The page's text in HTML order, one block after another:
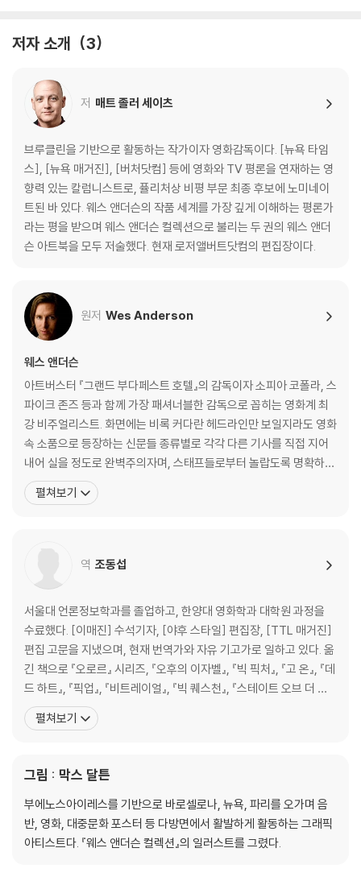
장소와 사람과 이야기 : 〈그랜드 부다페스트 호텔〉의 음악 by 올리비아 콜
친밀한 소리 : 알렉상드르 데스플라 인터뷰
드넓은 무대 : 〈그랜드 부다페스트 호텔〉의 프로덕션 디자인 by 스티븐 분
기차를 계속 달리게 하기 : 아담 슈토크하우젠 인터뷰
알곤퀸 호텔에서
웨스 앤더슨 : 세 번째 인터뷰
어제의 세계들 by 알리 아리칸
슈테판 츠바이크 : 발췌
완전히 다른 요소 : 로버트 D. 예먼 인터뷰
십자 펜 협회
옮긴이의 말
감사의 말
저자 소개 3
저 매트 졸러 세이츠
브루클린을 기반으로 활동하는 작가이자 영화감독이다. [뉴욕 타임
스], [뉴욕 매거진], [버처닷컴] 등에 영화와 TV 평론을 연재하는 영
향력 있는 칼럼니스트로, 퓰리처상 비평 부문 최종 후보에 노미네이
트된 바 있다. 웨스 앤더슨의 작품 세계를 가장 깊게 이해하는 평론가
라는 평을 받으며 웨스 앤더슨 컬렉션으로 불리는 두 권의 웨스 앤더
슨 아트북을 모두 저술했다. 현재 로저앨버트닷컴의 편집장이다.
원저 Wes Anderson
웨스 앤더슨
아트버스터 『그랜드 부다페스트 호텔』의 감독이자 소피아 코폴라, 스
파이크 존즈 등과 함께 가장 패셔너블한 감독으로 꼽히는 영화계 최
강 비주얼리스트. 화면에는 비록 커다란 헤드라인만 보일지라도 영화
속 소품으로 등장하는 신문들 종류별로 각각 다른 기사를 직접 지어
내어 실을 정도로 완벽주의자며, 스태프들로부터 놀랍도록 명확하고
세심한 디렉션을 주는 ‘엄청나게’ 꼼꼼한 사람이라는 평을 받는다. 20
12 남성 패션지 GQ가 선정한 베스트드레서 25인이기도 한 그는 촬
펼쳐보기
역 조동섭
서울대 언론정보학과를 졸업하고, 한양대 영화학과 대학원 과정을
수료했다. [이매진] 수석기자, [야후 스타일] 편집장, [TTL 매거진]
편집 고문을 지냈으며, 현재 번역가와 자유 기고가로 일하고 있다. 옮
긴 책으로 『오로르』 시리즈, 『오후의 이자벨』, 『빅 픽처』, 『고 온』, 『데
드 하트』, 『픽업』, 『비트레이얼』, 『빅 퀘스천』, 『스테이트 오브 더 유
니언』, 『파이브 데이즈』, 『더 잡』, 『템테이션』, 『파리5구의 여인』, 『모
멘트』, 『파리에 간 고양이』, 『프로방스에 간 고양이』, 『마술사 카터,
펼쳐보기
그림 : 막스 달튼
부에노스아이레스를 기반으로 바로셀로나, 뉴욕, 파리를 오가며 음
반, 영화, 대중문화 포스터 등 다방면에서 활발하게 활동하는 그래픽
아티스트다. 『웨스 앤더슨 컬렉션』의 일러스트를 그렸다.